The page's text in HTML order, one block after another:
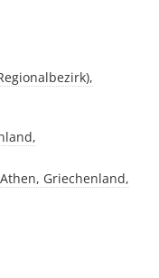
Griechenland,